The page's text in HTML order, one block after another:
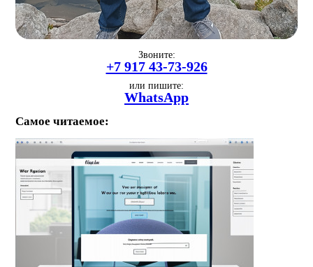
Звоните:
+7 917 43-73-926
или пишите:
WhatsApp
Самое читаемое: